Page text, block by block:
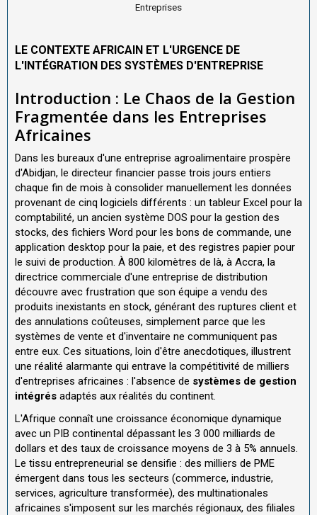
Entreprises
LE CONTEXTE AFRICAIN ET L'URGENCE DE
L'INTÉGRATION DES SYSTÈMES D'ENTREPRISE
Introduction : Le Chaos de la Gestion
Fragmentée dans les Entreprises
Africaines
Dans les bureaux d'une entreprise agroalimentaire prospère
d'Abidjan, le directeur financier passe trois jours entiers
chaque fin de mois à consolider manuellement les données
provenant de cinq logiciels différents : un tableur Excel pour la
comptabilité, un ancien système DOS pour la gestion des
stocks, des fichiers Word pour les bons de commande, une
application desktop pour la paie, et des registres papier pour
le suivi de production. À 800 kilomètres de là, à Accra, la
directrice commerciale d'une entreprise de distribution
découvre avec frustration que son équipe a vendu des
produits inexistants en stock, générant des ruptures client et
des annulations coûteuses, simplement parce que les
systèmes de vente et d'inventaire ne communiquent pas
entre eux. Ces situations, loin d'être anecdotiques, illustrent
une réalité alarmante qui entrave la compétitivité de milliers
d'entreprises africaines : l'absence de systèmes de gestion
intégrés adaptés aux réalités du continent.
L'Afrique connaît une croissance économique dynamique
avec un PIB continental dépassant les 3 000 milliards de
dollars et des taux de croissance moyens de 3 à 5% annuels.
Le tissu entrepreneurial se densifie : des milliers de PME
émergent dans tous les secteurs (commerce, industrie,
services, agriculture transformée), des multinationales
africaines s'imposent sur les marchés régionaux, des filiales